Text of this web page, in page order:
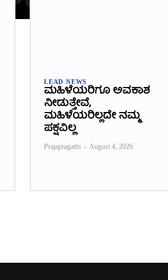
LEAD NEWS
ಮಹಿಳೆಯರಿಗೂ ಅವಕಾಶ
ನೀಡುತ್ತೇವೆ,
ಮಹಿಳೆಯರಿಲ್ಲದೇ ನಮ್ಮ
ಪಕ್ಷವಿಲ್ಲ
Prajapragathi - August 4, 2026